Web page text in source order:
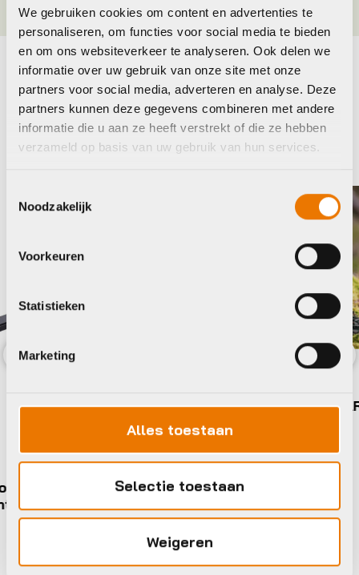
We gebruiken cookies om content en advertenties te
personaliseren, om functies voor social media te bieden
en om ons websiteverkeer te analyseren. Ook delen we
informatie over uw gebruik van onze site met onze
partners voor social media, adverteren en analyse. Deze
partners kunnen deze gegevens combineren met andere
informatie die u aan ze heeft verstrekt of die ze hebben
verzameld op basis van uw gebruik van hun services.
Noodzakelijk
Voorkeuren
Statistieken
Marketing
Alles toestaan
Selectie toestaan
Weigeren
Maak je fiets compleet
Bekijk alle accessoires
Cadex RACE ROAD HANDLEBAR
349,95